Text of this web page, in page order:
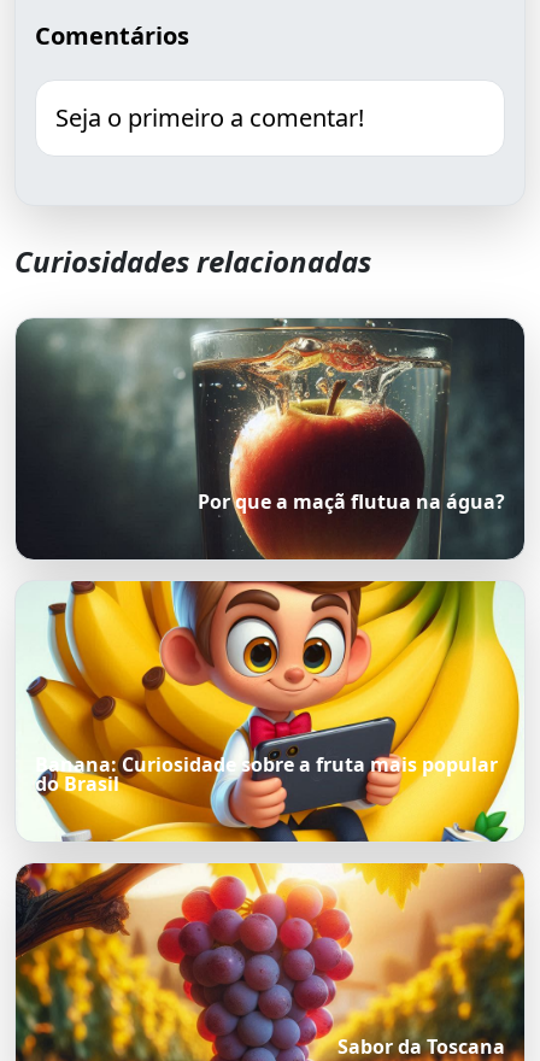
Comentários
Seja o primeiro a comentar!
Curiosidades relacionadas
Por que a maçã flutua na água?
Banana: Curiosidade sobre a fruta mais popular
do Brasil
Sabor da Toscana